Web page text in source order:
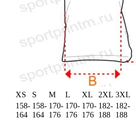
XS S M L XL 2XL 3XL
158-
164
158-
164
170-
176
170-
176
170-
176
182-
188
182-
188